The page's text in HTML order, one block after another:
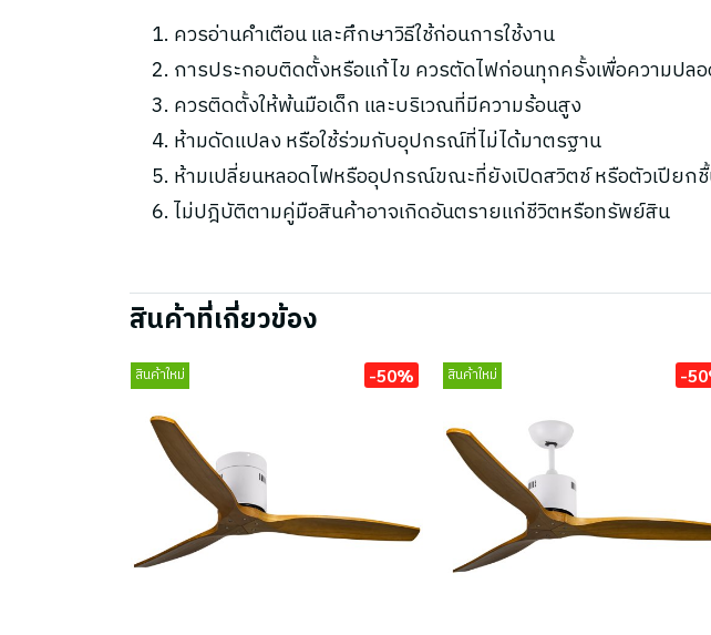
ควรอ่านคำเตือน และศึกษาวิธีใช้ก่อนการใช้งาน
การประกอบติดตั้งหรือแก้ไข ควรตัดไฟก่อนทุกครั้งเพื่อความปล
ควรติดตั้งให้พ้นมือเด็ก และบริเวณที่มีความร้อนสูง
ห้ามดัดแปลง หรือใช้ร่วมกับอุปกรณ์ที่ไม่ได้มาตรฐาน
ห้ามเปลี่ยนหลอดไฟหรืออุปกรณ์ขณะที่ยังเปิดสวิตช์ หรือตัวเปียก
ไม่ปฎิบัติตามคู่มือสินค้าอาจเกิดอันตรายแก่ชีวิตหรือทรัพย์สิน
สินค้าที่เกี่ยวข้อง
สินค้าใหม่ -50% สินค้าใหม่ -